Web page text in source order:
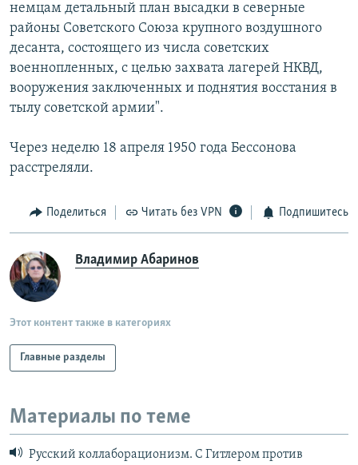
немцам детальный план высадки в северные
районы Советского Союза крупного воздушного
десанта, состоящего из числа советских
военнопленных, с целью захвата лагерей НКВД,
вооружения заключенных и поднятия восстания в
тылу советской армии".
Через неделю 18 апреля 1950 года Бессонова
расстреляли.
Поделиться Читать без VPN Подпишитесь
Владимир Абаринов
Этот контент также в категориях
Главные разделы
Материалы по теме
Русский коллаборационизм. С Гитлером против